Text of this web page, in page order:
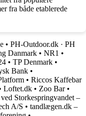
fra både etablerede
• PH-Outdoor.dk · PH
Danmark • NR1 •
• TP Denmark •
Bank •
• Riccos Kaffebar
Loftet.dk • Zoo Bar•
Storkespringvandet –
A/S • tandlægen.dk –